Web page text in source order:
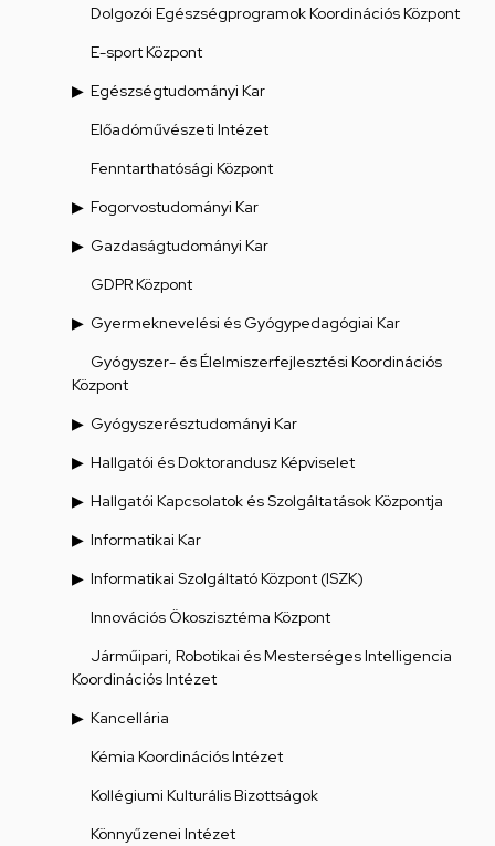
Dolgozói Egészségprogramok Koordinációs Központ
E-sport Központ
Egészségtudományi Kar
Előadóművészeti Intézet
Fenntarthatósági Központ
Fogorvostudományi Kar
Gazdaságtudományi Kar
GDPR Központ
Gyermeknevelési és Gyógypedagógiai Kar
Gyógyszer- és Élelmiszerfejlesztési Koordinációs
Központ
Gyógyszerésztudományi Kar
Hallgatói és Doktorandusz Képviselet
Hallgatói Kapcsolatok és Szolgáltatások Központja
Informatikai Kar
Informatikai Szolgáltató Központ (ISZK)
Innovációs Ökoszisztéma Központ
Járműipari, Robotikai és Mesterséges Intelligencia
Koordinációs Intézet
Kancellária
Kémia Koordinációs Intézet
Kollégiumi Kulturális Bizottságok
Könnyűzenei Intézet